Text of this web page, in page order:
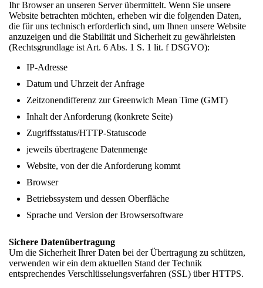
Ihr Browser an unseren Server übermittelt. Wenn Sie unsere
Website betrachten möchten, erheben wir die folgenden Daten,
die für uns technisch erforderlich sind, um Ihnen unsere Website
anzuzeigen und die Stabilität und Sicherheit zu gewährleisten
(Rechtsgrundlage ist Art. 6 Abs. 1 S. 1 lit. f DSGVO):
IP-Adresse
Datum und Uhrzeit der Anfrage
Zeitzonendifferenz zur Greenwich Mean Time (GMT)
Inhalt der Anforderung (konkrete Seite)
Zugriffsstatus/HTTP-Statuscode
jeweils übertragene Datenmenge
Website, von der die Anforderung kommt
Browser
Betriebssystem und dessen Oberfläche
Sprache und Version der Browsersoftware
Sichere Datenübertragung
Um die Sicherheit Ihrer Daten bei der Übertragung zu schützen,
verwenden wir ein dem aktuellen Stand der Technik
entsprechendes Verschlüsselungsverfahren (SSL) über HTTPS.